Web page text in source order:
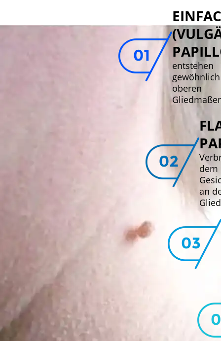
entstehen
oberen
dem
an